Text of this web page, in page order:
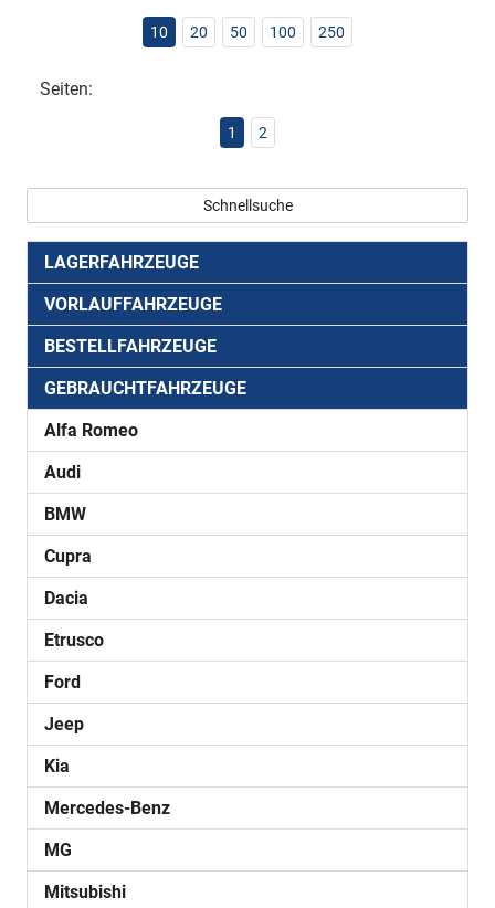
10 20 50 100 250
Seiten:
1 2
Schnellsuche
LAGERFAHRZEUGE
VORLAUFFAHRZEUGE
BESTELLFAHRZEUGE
GEBRAUCHTFAHRZEUGE
Alfa Romeo
Audi
BMW
Cupra
Dacia
Etrusco
Ford
Jeep
Kia
Mercedes-Benz
MG
Mitsubishi